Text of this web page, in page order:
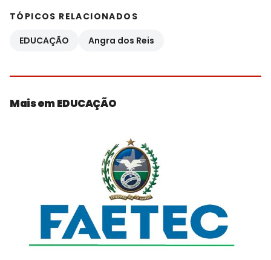
TÓPICOS RELACIONADOS
EDUCAÇÃO
Angra dos Reis
Mais em EDUCAÇÃO